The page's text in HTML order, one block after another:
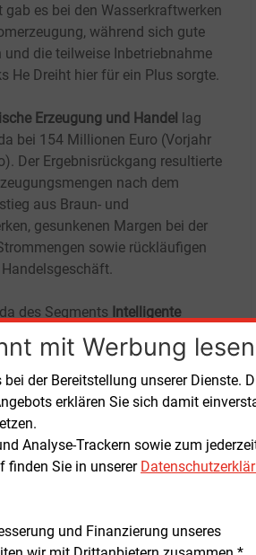
mit Werbung lesen
der Bereitstellung unserer Dienste.
erklären Sie sich damit
Analyse-Trackern sowie zum
finden Sie in unserer
und Finanzierung unseres
es bei den Wasserkraftwerken
während sich gute
und die teilweise Inbetriebnahme
He Dreiht hier für ein Plus sorgte.
Erzeugung und Handel
lag
bei 154 Millionen Euro (Vorjahr
Der Ergebnisrückgang resultierte
nach dem
aus Braun- und
gesunkenen Margen bei der
sowie rückläufigen
des Segments Intelligente
und Kunden lag im ersten
Euro und verbesserte sich
zum Vorjahreszeitraum mit
Hier machte sich der Ausbau der
positiv bemerkbar.
Kennzahlen der EnBW
1.158 1.410